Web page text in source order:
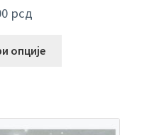
рсд
опције